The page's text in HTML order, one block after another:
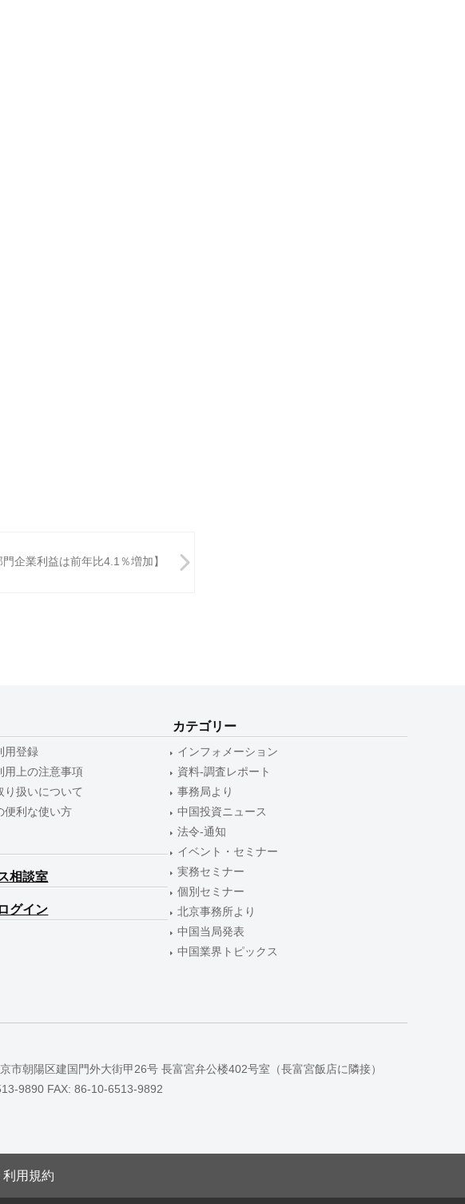
門企業利益は前年比4.1％増加】
用登録
用上の注意事項
り扱いについて
便利な使い方
相談室
グイン
カテゴリー
インフォメーション
資料-調査レポート
事務局より
中国投資ニュース
法令-通知
イベント・セミナー
実務セミナー
個別セミナー
北京事務所より
中国当局発表
中国業界トピックス
朝陽区建国門外大街甲26号 長富宮弁公楼402号室（長富宮飯店に隣接）
9890 FAX: 86-10-6513-9892
利用規約